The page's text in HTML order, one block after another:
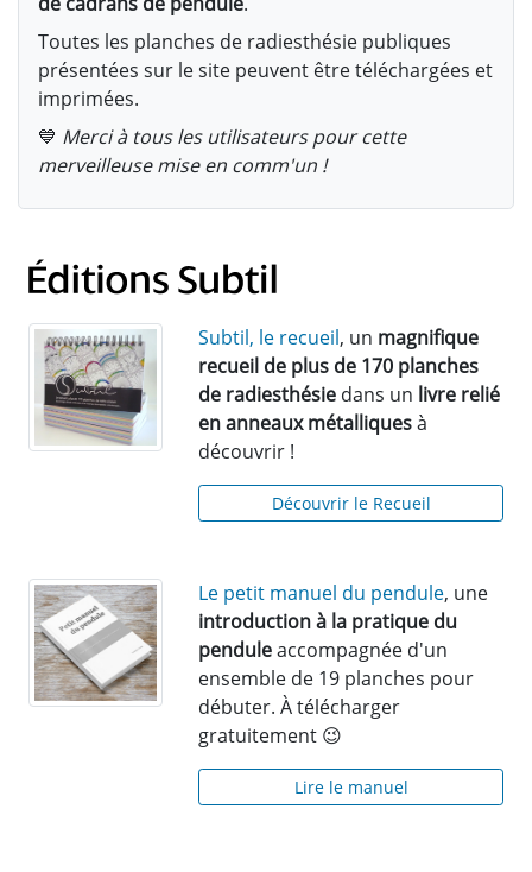
Toutes les planches de radiesthésie publiques
présentées sur le site peuvent être téléchargées et
imprimées.
💙 Merci à tous les utilisateurs pour cette
merveilleuse mise en comm'un !
Subtil, le recueil, un magnifique
recueil de plus de 170 planches
de radiesthésie dans un livre relié
en anneaux métalliquesà
découvrir !
Découvrir le Recueil
Le petit manuel du pendule, une
introduction à la pratique du
penduleaccompagnée d'un
ensemble de 19 planches pour
débuter. À télécharger
gratuitement 😉
Lire le manuel